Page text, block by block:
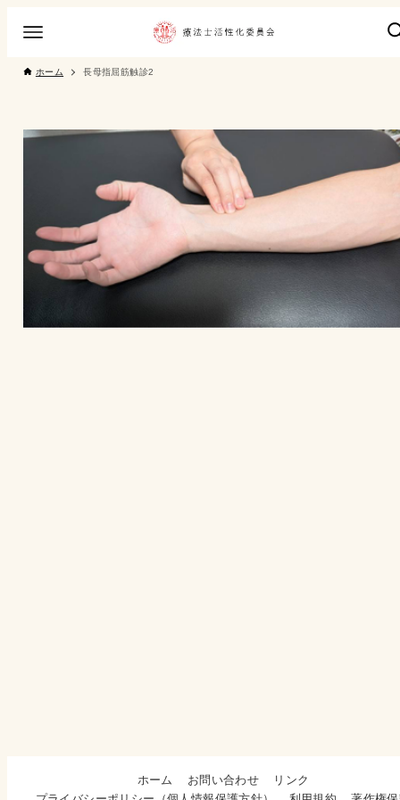
ホーム 長母指屈筋触診2
ホーム お問い合わせ
リンク